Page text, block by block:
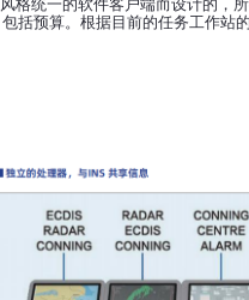
括预算。根据目前的任务工作